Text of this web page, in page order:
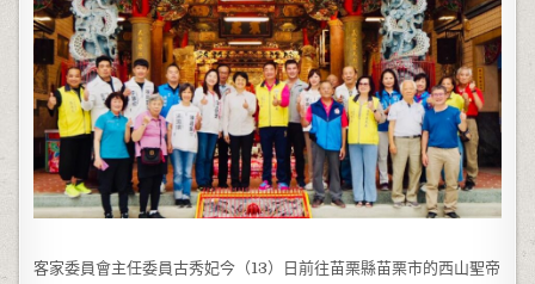
客家委員會主任委員古秀妃今（13）日前往苗栗縣苗栗市的西山聖帝